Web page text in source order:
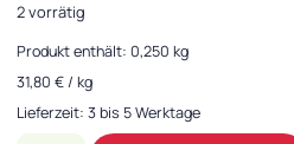
2 vorrätig
Produkt enthält: 0,250 kg
31,80 €/ kg
Lieferzeit: 3 bis 5 Werktage